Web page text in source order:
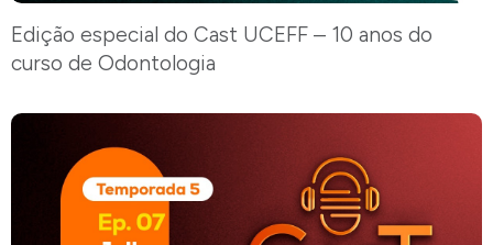
Edição especial do Cast UCEFF – 10 anos do
curso de Odontologia